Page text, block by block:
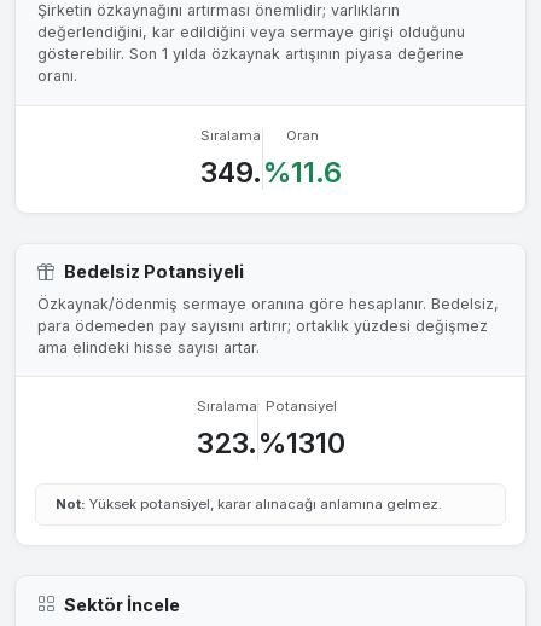
Şirketin özkaynağını artırması önemlidir; varlıkların
değerlendiğini, kar edildiğini veya sermaye girişi olduğunu
gösterebilir. Son 1 yılda özkaynak artışının piyasa değerine
oranı.
Sıralama
349.
Oran
%11.6
Bedelsiz Potansiyeli
Özkaynak/ödenmiş sermaye oranına göre hesaplanır. Bedelsiz,
para ödemeden pay sayısını artırır; ortaklık yüzdesi değişmez
ama elindeki hisse sayısı artar.
Sıralama
323.
Potansiyel
%1310
Not: Yüksek potansiyel, karar alınacağı anlamına gelmez.
Sektör İncele